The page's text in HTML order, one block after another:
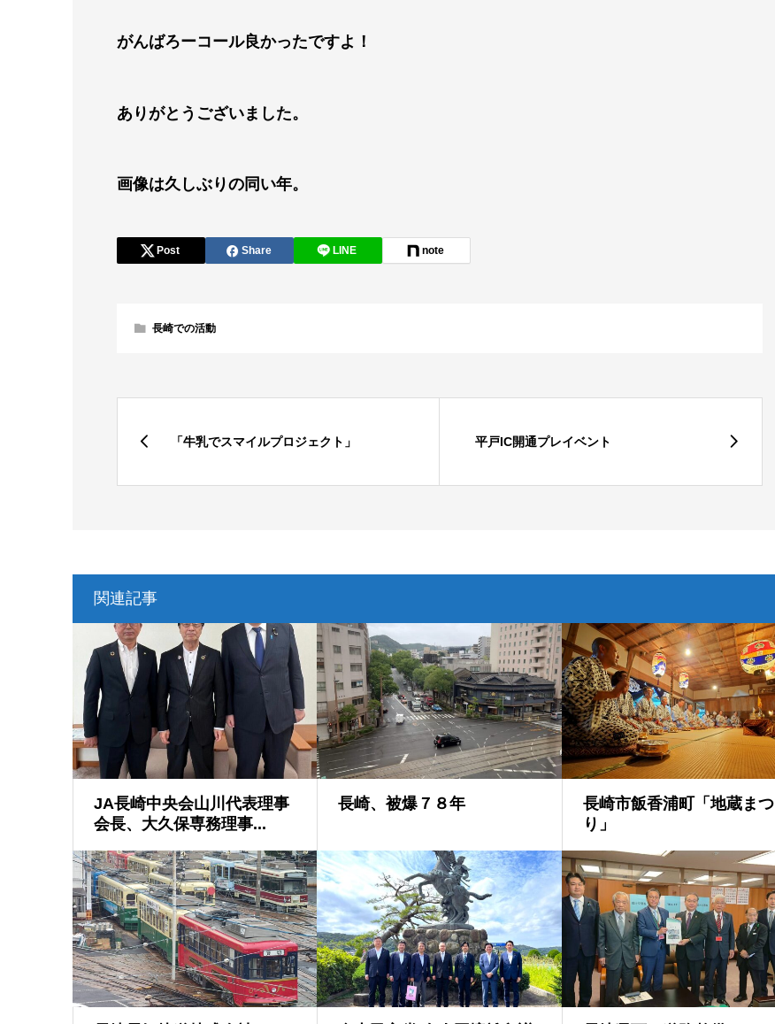
がんばろーコール良かったですよ！
ありがとうございました。
画像は久しぶりの同い年。
Post Share LINE note
長崎での活動
「牛乳でスマイルプロジェクト」 平戸IC開通プレイベント
関連記事
JA長崎中央会山川代表理事
会長、大久保専務理事...
長崎、被爆７８年
長崎市飯香浦町「地蔵まつ
り」